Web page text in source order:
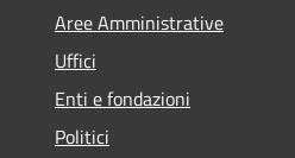
Aree Amministrative
Uffici
Enti e fondazioni
Politici